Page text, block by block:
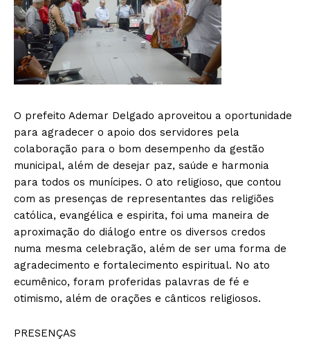
O prefeito Ademar Delgado aproveitou a oportunidade
para agradecer o apoio dos servidores pela
colaboração para o bom desempenho da gestão
municipal, além de desejar paz, saúde e harmonia
para todos os munícipes. O ato religioso, que contou
com as presenças de representantes das religiões
católica, evangélica e espirita, foi uma maneira de
aproximação do diálogo entre os diversos credos
numa mesma celebração, além de ser uma forma de
agradecimento e fortalecimento espiritual. No ato
ecumênico, foram proferidas palavras de fé e
otimismo, além de orações e cânticos religiosos.
PRESENÇAS